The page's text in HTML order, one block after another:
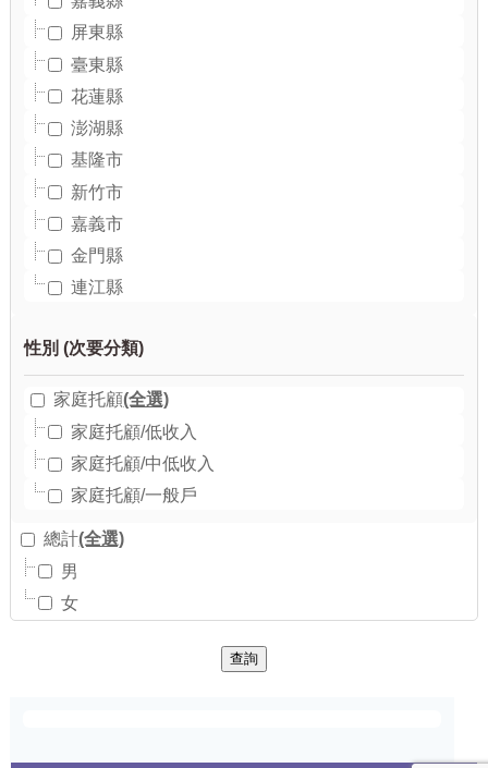
屏東縣
臺東縣
花蓮縣
澎湖縣
基隆市
新竹市
嘉義市
金門縣
連江縣
家庭托顧(全選)
家庭托顧/低收入
家庭托顧/中低收入
家庭托顧/一般戶
總計(全選)
男
女